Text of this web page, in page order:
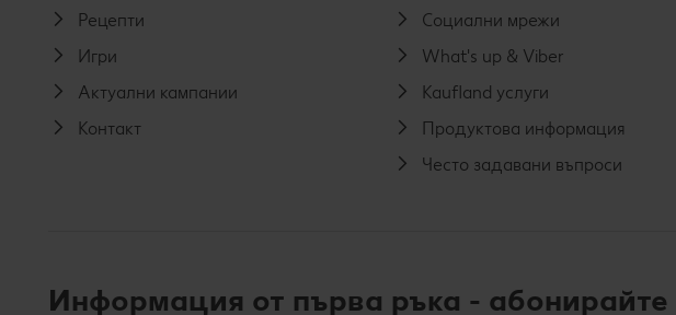
Рецепти
Игри
Актуални кампании
Контакт
Социални мрежи
What's up & Viber
Kaufland услуги
Продуктова информация
Често задавани въпроси
Информация от първа ръка - абонирайте